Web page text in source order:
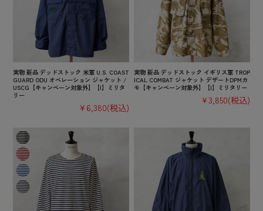
実物 新品 デッドストック 米軍 U.S. COAST
GUARD ODU オペレーション ジャケット /
USCG【キャンペーン対象外】【I】ミリタ
リー
¥6,380(税込)
実物 新品 デッドストック イギリス軍 TROP
ICAL COMBAT ジャケット デザートDPMカ
モ【キャンペーン対象外】【I】ミリタリー
¥3,850(税込)